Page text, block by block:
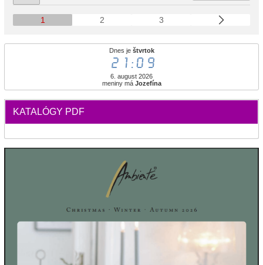
Dnes je štvrtok
21:09
6. august 2026
meniny má Jozefína
KATALÓGY PDF
1 2 3